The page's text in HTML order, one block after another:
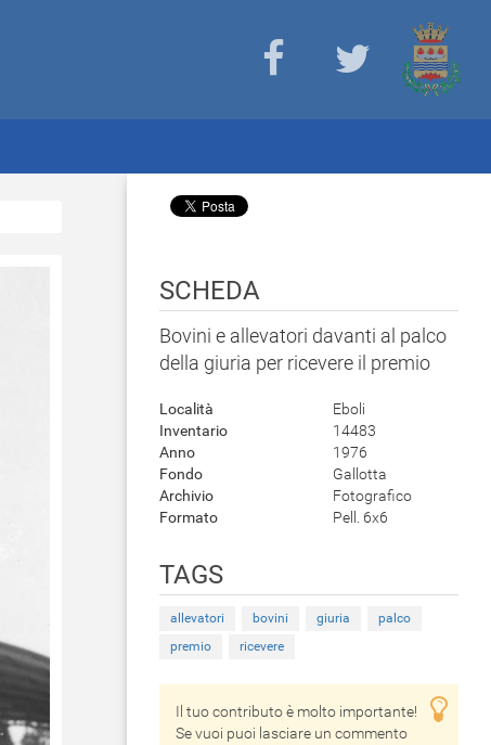
SCHEDA
Bovini e allevatori davanti al palco
della giuria per ricevere il premio
Località
Eboli
Inventario
14483
Anno
1976
Fondo
Gallotta
Archivio
Fotografico
Formato
Pell. 6x6
TAGS
allevatori bovini giuria
palco
premio
ricevere
Il tuo contributo è molto importante!
Se vuoi puoi lasciare un commento